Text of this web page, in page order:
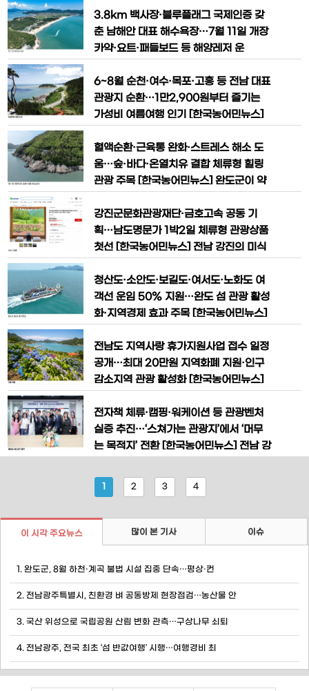
이공원, 마륵공원 등에서 7월부터 8월까
지 운영되며, 최근 물놀이장 감전사고를
계기로 전기
고객 위한 다양한 특전 마련 [한국농어민
뉴스] 괌 가족여행과 여름휴가를 계획하
는 여행객들에게 반가운 소식이다.리조나
시즌을 맞아 공식 홈페이지 예약 고객을
대상으로 객실당 미화 100달러 룸
3.8km 백사장·블루플래그 국제인증 갖
춘 남해안 대표 해수욕장…7월 11일 개장
카약·요트·패들보드 등 해양레저 운
[한국농어민뉴스] 완도군이 본격적인 여
름 휴가철을 맞아 7월 추천 관광지로 '신
지 명사십리 해수욕장'을 선정했다.남해안
m에 달하는 넓은 백사장과 청정한 바다,
다양한 해양레저 프로그램을 갖춰 올여름
6~8월 순천·여수·목포·고흥 등 전남 대표
관광지 순환…1만2,900원부터 즐기는
가성비 여름여행 인기 [한국농어민뉴스]
고 대표 관광상품인 ‘남도한바퀴’ 여름 여
행코스를 새롭게 선보이며 관광객 유치에
나섰다. 전라남도는 6월부터 8월까지 전
미식을 한 번에 즐길 수 있는 ‘남도한바퀴’
여름 여행코스 14
혈액순환·근육통 완화·스트레스 해소 도
움…숲·바다·온열치유 결합 체류형 힐링
관광 주목 [한국농어민뉴스] 완도군이 약
열 치유를 결합한 치유 프로그램을 운영하
며 완도형 해양치유 콘텐츠 강화에 나섰
다. 완도군은 약산면 해동리 일원에 조성
유실과 산림치유 프로그램을 연계한 통합
치유 프로그램을 운영 중이라고 밝혔다
강진군문화관광재단·금호고속 공동 기
획…남도명문가 1박2일 체류형 관광상품
첫선 [한국농어민뉴스] 전남 강진의 미식
여행상품이 온라인 쇼핑 플랫폼 G마켓을
통해 본격 판매에 들어가며 강진 체류형
관광 활성화에 기대가 모이고 있다. 강진
속 여행사업부와 공동 기획한 프리미엄 관
광상품 ‘강진 미식 헤리티지 투어’를 G마
켓
청산도·소안도·보길도·여서도·노화도 여
객선 운임 50% 지원…완도 섬 관광 활성
화·지역경제 효과 주목 [한국농어민뉴스]
이고 섬 관광 활성화를 위해 ‘일반인 섬 여
객선 반값 운임 지원 사업’을 본격 추진하
고 있다. 청산도와 보길도 등 완도의 대표
의 절반을 지원해 여행 수요 확대와 지역
상권 활성화 효과가 기대된다.
전남도 지역사랑 휴가지원사업 접수 일정
공개…최대 20만원 지역화폐 지원·인구
감소지역 관광 활성화 [한국농어민뉴스]
랑 휴가지원사업의 5~6월분 신청 접수를
본격 시작한다. 여행 경비의 절반을 지역
화폐로 돌려주는 파격 혜택에 힘입어 전국
시군별 일정이 순차적으로 공개됐다. 전남
도는 4월 접수에서 높은 호응을 얻
전자책 체류·캠핑·워케이션 등 관광벤처
실증 추진…‘스쳐가는 관광지’에서 ‘머무
는 목적지’ 전환 [한국농어민뉴스] 전남 강
기업의 혁신 콘텐츠를 지역에 접목하는
‘배터리(BETTER里) 인구감소지역 지원
구축에 나섰다. 강진군은 지난 28일 한국
관광공사 서울센터에서 한국관광공사, 전
1 2 3 4
이 시각 주요뉴스 많이 본 기사 이슈
1. 완도군, 8월 하천·계곡 불법 시설 집중 단속…평상·컨
2. 전남광주특별시, 친환경 벼 공동방제 현장점검…농산물 안
3. 국산 위성으로 국립공원 산림 변화 관측…구상나무 쇠퇴
4. 전남광주, 전국 최초 ‘섬 반값여행’ 시행…여행경비 최